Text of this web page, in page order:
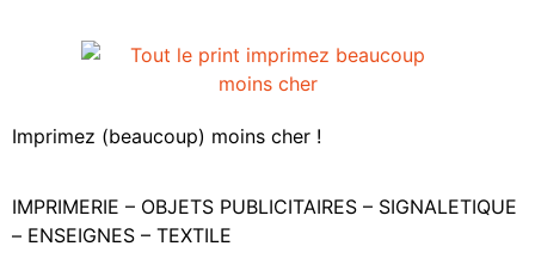
Imprimez (beaucoup) moins cher !
IMPRIMERIE – OBJETS PUBLICITAIRES – SIGNALETIQUE
– ENSEIGNES – TEXTILE